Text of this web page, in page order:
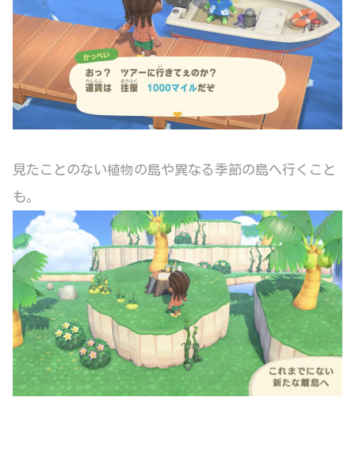
見たことのない植物の島や異なる季節の島へ行くこと
も。